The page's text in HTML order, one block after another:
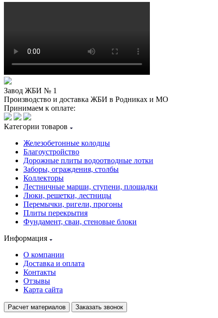
Завод ЖБИ № 1
Производство и доставка ЖБИ в Родниках и МО
Принимаем к оплате:
Категории товаров
Железобетонные колодцы
Благоустройство
Дорожные плиты водоотводные лотки
Заборы, ограждения, столбы
Коллекторы
Лестничные марши, ступени, площадки
Люки, решетки, лестницы
Перемычки, ригели, прогоны
Плиты перекрытия
Фундамент, сваи, стеновые блоки
Информация
О компании
Доставка и оплата
Контакты
Отзывы
Карта сайта
Расчет материалов Заказать звонок